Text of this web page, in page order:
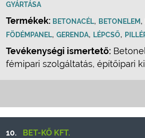
GYÁRTÁSA
Termékek: BETONACÉL, BETONELEM,
FÖDÉMPANEL, GERENDA, LÉPCSŐ,
Tevékenységi ismertető:
fémipari szolgáltatás, építőipari
10. BET-KŐ KFT.